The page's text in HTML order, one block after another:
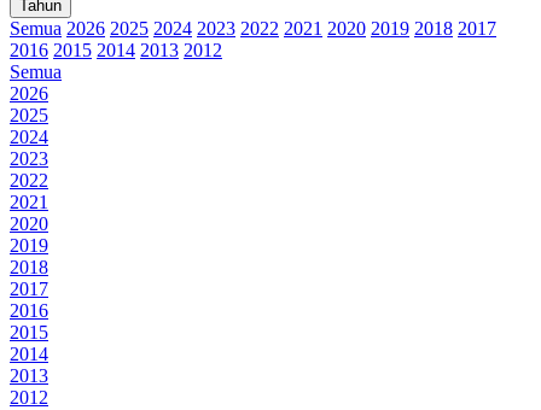
Tahun
Semua 2026 2025 2024 2023 2022 2021 2020 2019 2018 2017
2016 2015 2014 2013 2012
Semua
2026
2025
2024
2023
2022
2021
2020
2019
2018
2017
2016
2015
2014
2013
2012